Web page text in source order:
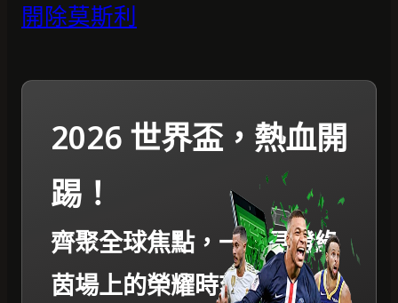
開除莫斯利
2026 世界盃，熱血開
踢！
齊聚全球焦點，一起見證綠
茵場上的榮耀時刻。